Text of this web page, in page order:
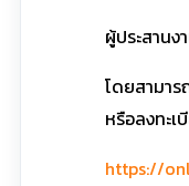
ผู้ประสาน
โดยสามา
หรือลงทะเ
https://